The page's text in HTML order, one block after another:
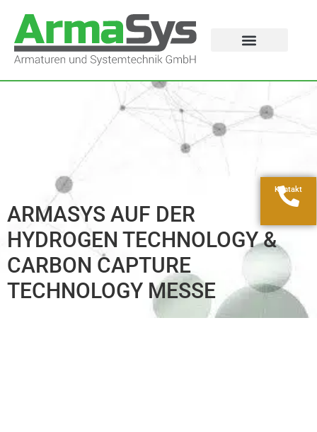
ARMASYS AUF DER
HYDROGEN TECHNOLOGY &
CARBON CAPTURE
TECHNOLOGY MESSE
Kontakt